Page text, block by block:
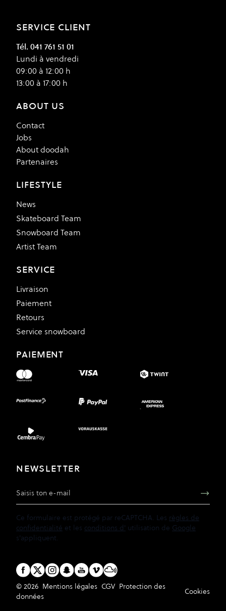
SERVICE CLIENT
Tél. 041 761 51 01
Lundi à vendredi
09:00 à 12:00 h
13:00 à 17:00 h
ABOUT US
Contact
Jobs
About doodah
Partenaires
LIFESTYLE
News
Skateboard Team
Snowboard Team
Artist Team
SERVICE
Livraison
Paiement
Retours
Service snowboard
PAIEMENT
NEWSLETTER
Adresse e-mail
Ce formulaire est protégé par reCAPTCHA. Les règles de
confidentialité et les conditions d' utilisation de Google
s'appliquent.
© 2026 Mentions légales CGV Protection des
données
Cookies